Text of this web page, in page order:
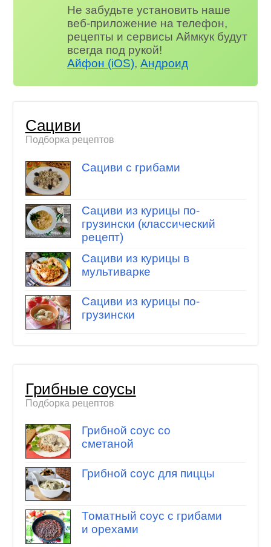
Не забудьте установить наше
веб-приложение на телефон,
рецепты и сервисы Аймкук будут
всегда под рукой!
Айфон (iOS),Андроид
Сациви
Подборка рецептов
Сациви с грибами
Сациви из курицы по-
грузински (классический
рецепт)
Сациви из курицы в
мультиварке
Сациви из курицы по-
грузински
Грибные соусы
Подборка рецептов
Грибной соус со
сметаной
Грибной соус для пиццы
Томатный соус с грибами
и орехами